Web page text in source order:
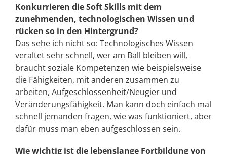
Konkurrieren die Soft Skills mit dem
zunehmenden, technologischen Wissen und
rücken so in den Hintergrund?
Das sehe ich nicht so: Technologisches Wissen
veraltet sehr schnell, wer am Ball bleiben will,
braucht soziale Kompetenzen wie beispielsweise
die Fähigkeiten, mit anderen zusammen zu
arbeiten, Aufgeschlossenheit/Neugier und
Veränderungsfähigkeit. Man kann doch einfach mal
schnell jemanden fragen, wie was funktioniert, aber
dafür muss man eben aufgeschlossen sein.
Wie wichtig ist die lebenslange Fortbildung von